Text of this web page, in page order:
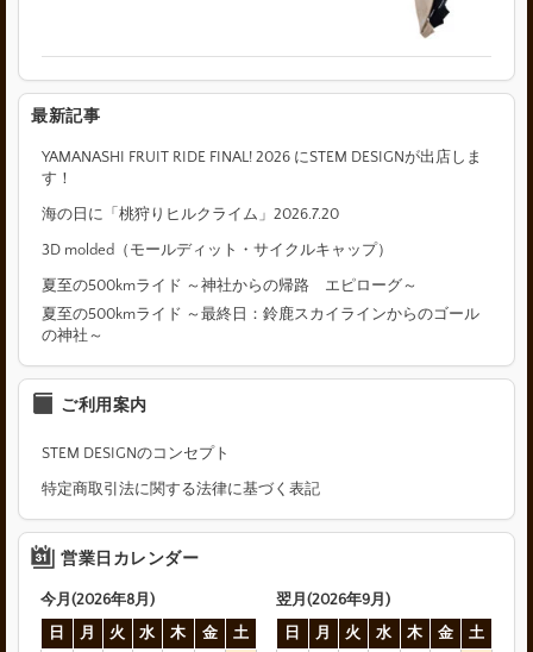
最新記事
YAMANASHI FRUIT RIDE FINAL! 2026 にSTEM DESIGNが出店しま
す！
海の日に「桃狩りヒルクライム」2026.7.20
3D molded（モールディット・サイクルキャップ）
夏至の500kmライド ～神社からの帰路 エピローグ～
夏至の500kmライド ～最終日：鈴鹿スカイラインからのゴール
の神社～
ご利用案内
STEM DESIGNのコンセプト
特定商取引法に関する法律に基づく表記
営業日カレンダー
今月(2026年8月)
日
月 火 水 木 金
土
翌月(2026年9月)
日
月 火 水 木 金
土